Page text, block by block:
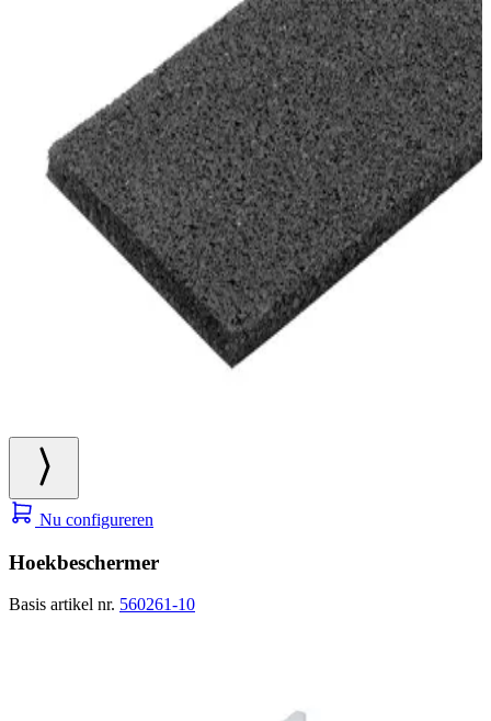
Nu configureren
Hoekbeschermer
Basis artikel nr. 560261-10